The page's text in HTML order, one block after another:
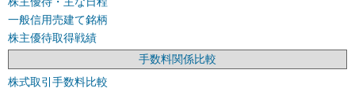
一般信用売建て銘柄
株主優待取得戦績
手数料関係比較
株式取引手数料比較